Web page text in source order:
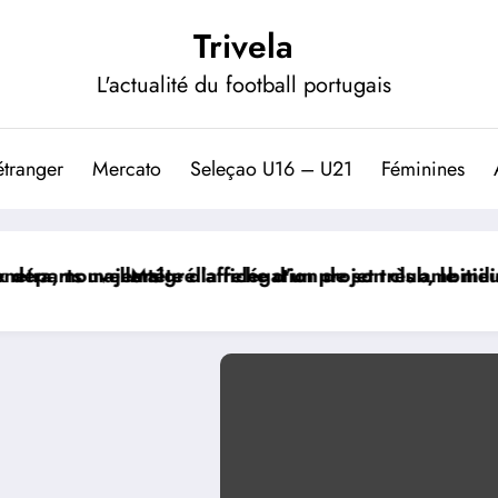
Trivela
L'actualité du football portugais
Mercato Seleçao U16 – U21 Féminines
d’un projet très ambitieux
de son club, le milieu portugaisLe